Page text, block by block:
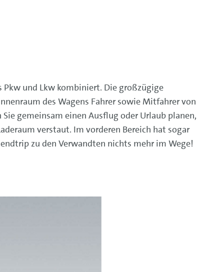
und Lkw kombiniert. Die großzügige
des Wagens Fahrer sowie Mitfahrer von
gemeinsam einen Ausflug oder Urlaub planen,
verstaut. Im vorderen Bereich hat sogar
zu den Verwandten nichts mehr im Wege!